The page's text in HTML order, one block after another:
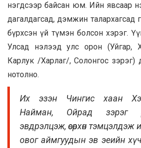
нэгдсээр байсан юм. Ийн явсаар
дагалдагсад, дэмжин талархагсад
бүрхсэн үй түмэн болсон хэрэг.
Улсад нэлээд улс орон (Уйгар,
Карлук /Харлаг/, Солонгос зэрэг)
нотолно.
Их эзэн Чингис хаан
Найман, Ойрад зэрэг
эвдрэлцэж, өсөрхөн
овог аймгуудын эв эеийн